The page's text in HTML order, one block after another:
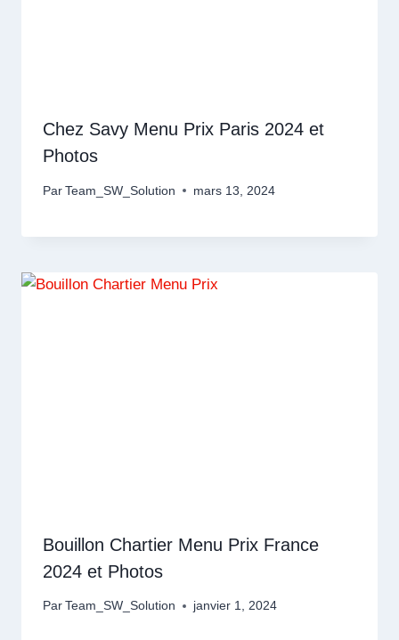
Chez Savy Menu Prix Paris 2024 et
Photos
Par Team_SW_Solution mars 13, 2024
Bouillon Chartier Menu Prix France
2024 et Photos
Par Team_SW_Solution janvier 1, 2024